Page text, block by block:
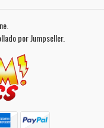
por Jumpseller.